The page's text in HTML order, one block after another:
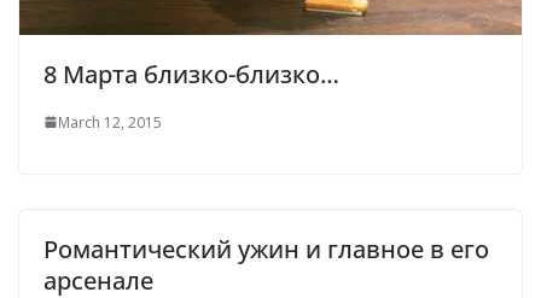
8 Марта близко-близко…
March 12, 2015
Романтический ужин и главное в его
арсенале